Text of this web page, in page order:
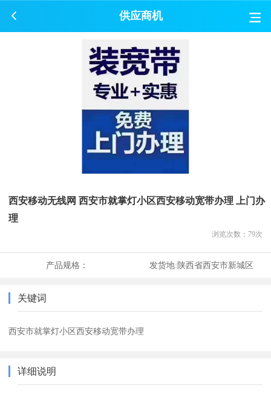
供应商机
西安移动无线网 西安市就掌灯小区西安移动宽带办理 上门办
理
浏览次数： 79次
产品规格： 发货地:陕西省西安市新城区
关键词
西安市就掌灯小区西安移动宽带办理
详细说明